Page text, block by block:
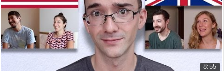
Luyện nghe tiếng Anh theo chủ đề...
135.117 lượt xem
8:55